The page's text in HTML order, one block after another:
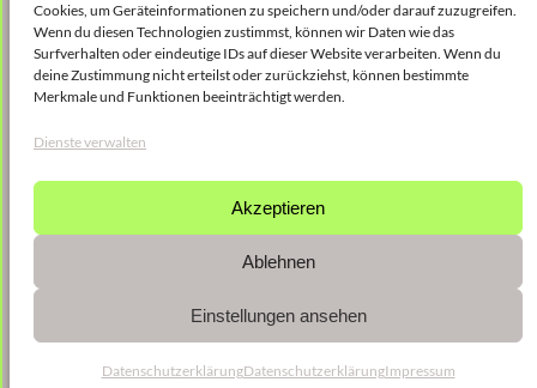
Cookies, um Geräteinformationen zu speichern und/oder darauf zuzugreifen.
Wenn du diesen Technologien zustimmst, können wir Daten wie das
Surfverhalten oder eindeutige IDs auf dieser Website verarbeiten. Wenn du
deine Zustimmung nicht erteilst oder zurückziehst, können bestimmte
Merkmale und Funktionen beeinträchtigt werden.
Dienste verwalten
Akzeptieren
Ablehnen
Einstellungen ansehen
DatenschutzerklärungDatenschutzerklärungImpressum
Veröffentlicht 9. Januar 2023 in